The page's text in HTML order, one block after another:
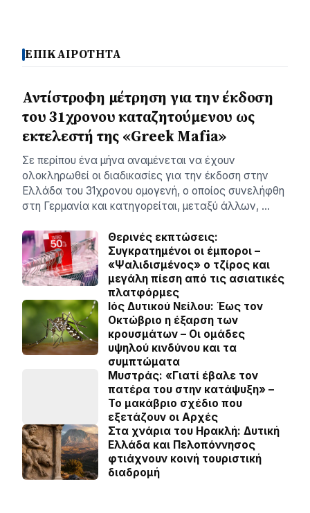
ΕΠΙΚΑΙΡΟΤΗΤΑ
Αντίστροφη μέτρηση για την έκδοση
του 31χρονου καταζητούμενου ως
εκτελεστή της «Greek Mafia»
Σε περίπου ένα μήνα αναμένεται να έχουν
ολοκληρωθεί οι διαδικασίες για την έκδοση στην
Ελλάδα του 31χρονου ομογενή, ο οποίος συνελήφθη
στη Γερμανία και κατηγορείται, μεταξύ άλλων, …
Θερινές εκπτώσεις:
Συγκρατημένοι οι έμποροι –
«Ψαλιδισμένος» ο τζίρος και
μεγάλη πίεση από τις ασιατικές
πλατφόρμες
Ιός Δυτικού Νείλου: Έως τον
Οκτώβριο η έξαρση των
κρουσμάτων – Οι ομάδες
υψηλού κινδύνου και τα
συμπτώματα
Μυστράς: «Γιατί έβαλε τον
πατέρα του στην κατάψυξη» –
Το μακάβριο σχέδιο που
εξετάζουν οι Αρχές
Στα χνάρια του Ηρακλή: Δυτική
Ελλάδα και Πελοπόννησος
φτιάχνουν κοινή τουριστική
διαδρομή